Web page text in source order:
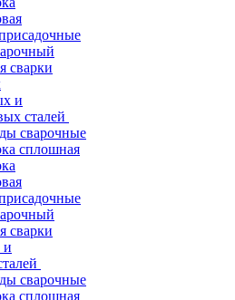
сварки
и
сталей
сварочные
сплошная
сварки
и
сварочные
сплошная